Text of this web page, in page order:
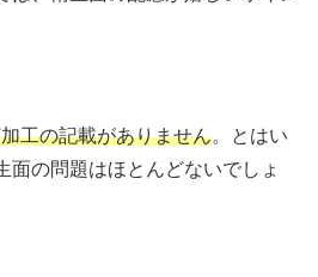
工の記載がありません。とはい
面の問題はほとんどないでしょ